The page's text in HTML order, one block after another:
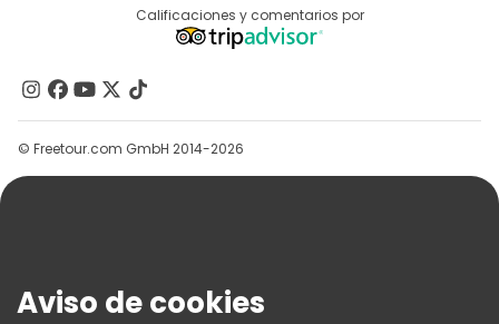
Tours de degustación locales en Praga
Tours Navideños en Praga
Free tours de un día en Praga
Free tours nocturnos a pie en Praga
Free tours cerca Prague Castle
Programa De Afiliados
Contacto
Grupos
Ayuda
Términos E Información Legal
Calificaciones y comentarios por
© Freetour.com GmbH 2014-2026
Aviso de cookies